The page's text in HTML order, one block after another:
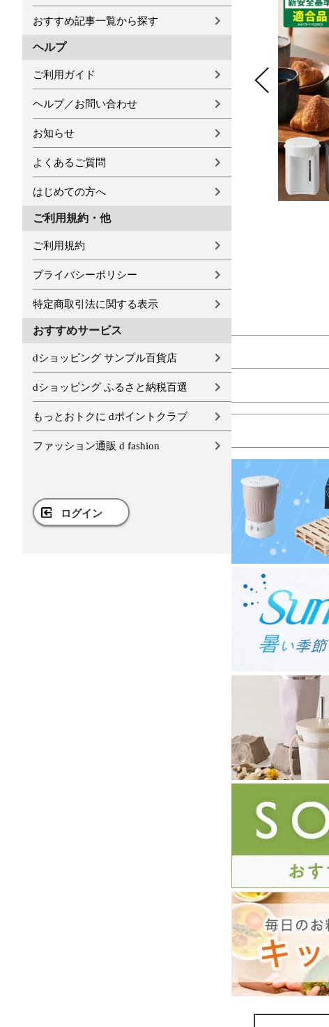
おすすめ記事一覧から探す
ヘルプ
ご利用ガイド
ヘルプ／お問い合わせ
お知らせ
よくあるご質問
はじめての方へ
ご利用規約・他
ご利用規約
プライバシーポリシー
特定商取引法に関する表示
おすすめサービス
dショッピング サンプル百貨店
dショッピング ふるさと納税百選
もっとおトクに dポイントクラブ
ファッション通販 d fashion
ログイン